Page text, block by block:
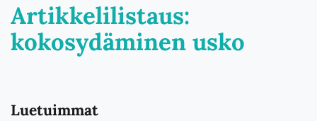
Artikkelilistaus:
kokosydäminen usko
Luetuimmat